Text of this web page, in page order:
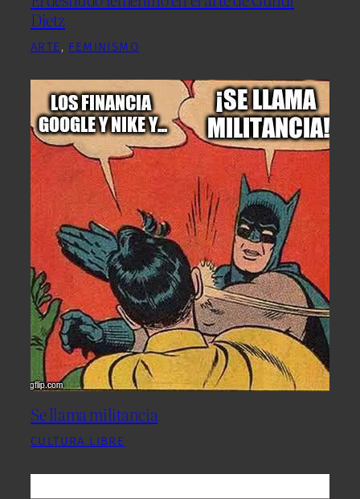
Dietz
ARTE , FEMINISMO
Se llama militancia
CULTURA LIBRE